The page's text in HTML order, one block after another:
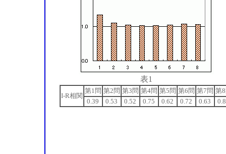
表1
I-R相関
第1問 第2問 第3問 第4問 第5問 第6問 第7問 第
0.39
0.53 0.52 0.75 0.62 0.72 0.63